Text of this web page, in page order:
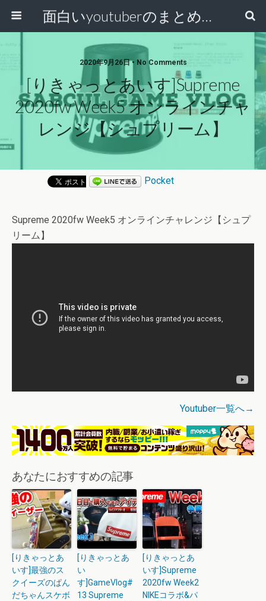
面白いyoutuberのまとめ動画
2020年9月26日 • No Comments
[りきゃっとあいす]Supreme
2020fw Week5 オンラインチャ
レンジ【シュプリーム】
Pocket
Supreme 2020fw Week5 オンラインチャレンジ【シュプ
リーム】
Youtuber一覧へ→
あなたにおすすめの記事
[りきゃっとあ
いす]最強のス
クイーズのぱん
だちゃんスケボ
[りきゃっとあ
い
す]GameVlog#
13 Supreme
[りきゃっとあ
いす]Supreme
2020fw Week2
NIKEコラボ&パ